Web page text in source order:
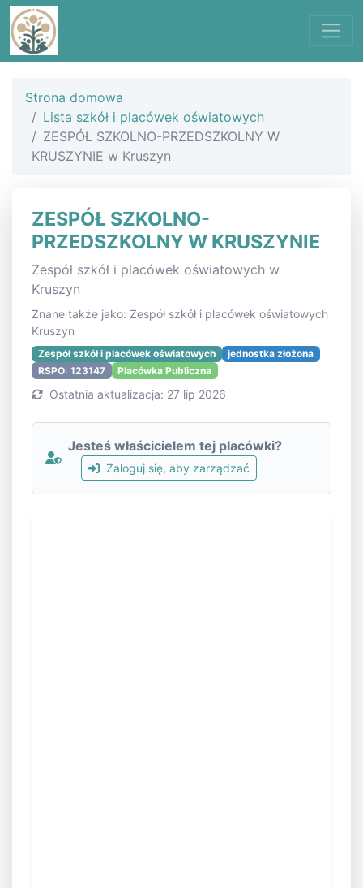
Strona domowa
Lista szkół i placówek oświatowych
ZESPÓŁ SZKOLNO-PRZEDSZKOLNY W
KRUSZYNIE w Kruszyn
ZESPÓŁ SZKOLNO-
PRZEDSZKOLNY W KRUSZYNIE
Zespół szkół i placówek oświatowych w
Kruszyn
Znane także jako: Zespół szkół i placówek oświatowych
Kruszyn
Zespół szkół i placówek oświatowych
jednostka złożona
RSPO: 123147
Placówka Publiczna
Ostatnia aktualizacja: 27 lip 2026
Jesteś właścicielem tej placówki?
Zaloguj się, aby zarządzać